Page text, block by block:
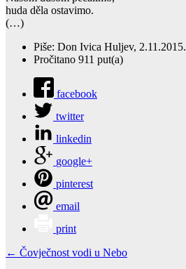
huda děla ostavimo.
(…)
Piše: Don Ivica Huljev, 2.11.2015.
Pročitano 911 put(a)
facebook
twitter
linkedin
google+
pinterest
email
print
← Čovječnost vodi u Nebo